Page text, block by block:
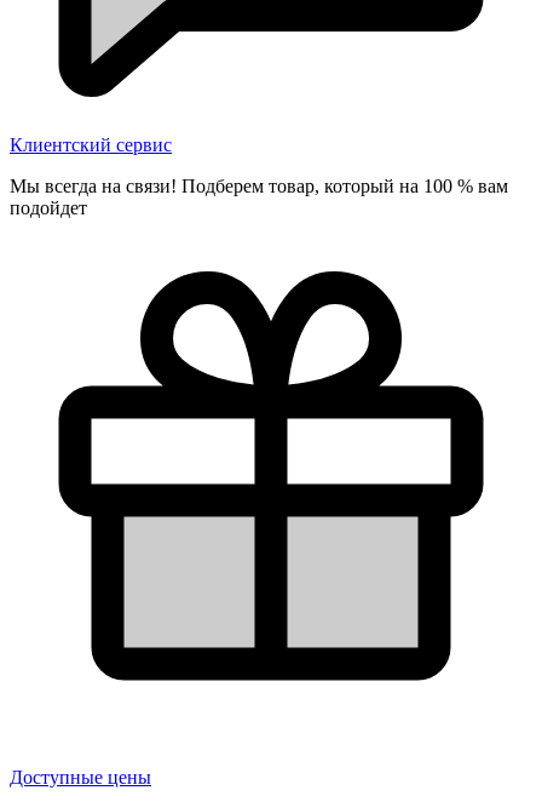
Клиентский сервис
Мы всегда на связи! Подберем товар, который на 100 % вам
подойдет
Доступные цены